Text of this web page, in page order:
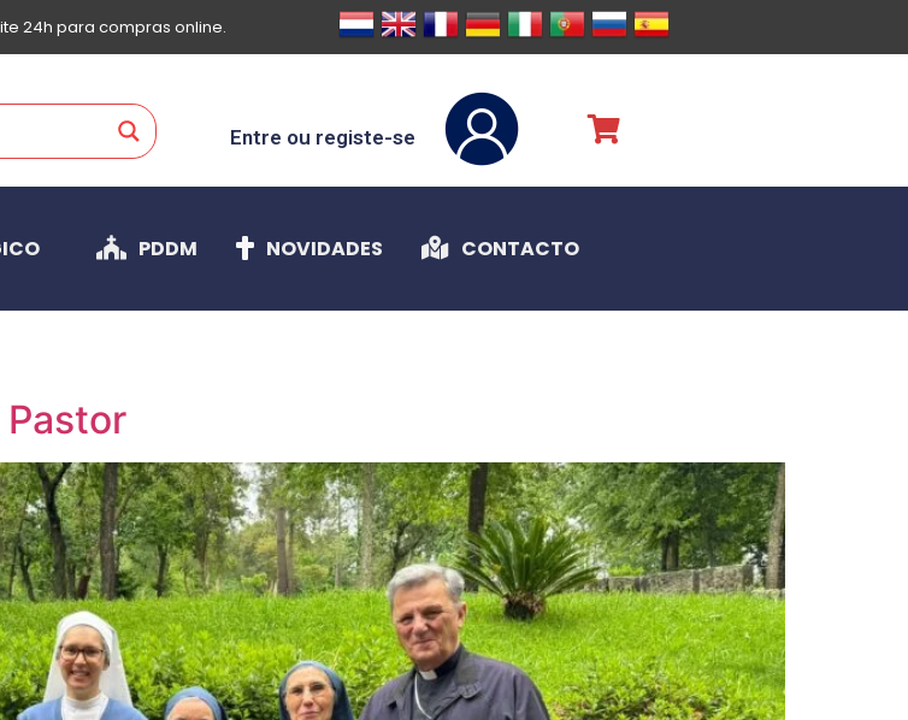
24h para compras online.
Entre ou registe-se
PDDM NOVIDADES CONTACTO